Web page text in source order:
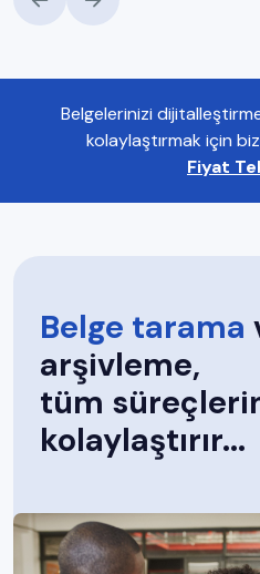
Belgelerinizi
kolaylaştırmak için
Fiyat
Belge tarama
arşivleme,
tüm
kolaylaştırır...